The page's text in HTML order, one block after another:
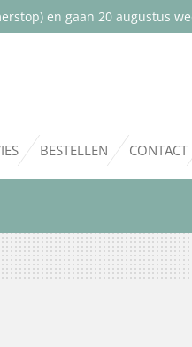
en gaan 20 augustus
BESTELLEN CONTACT